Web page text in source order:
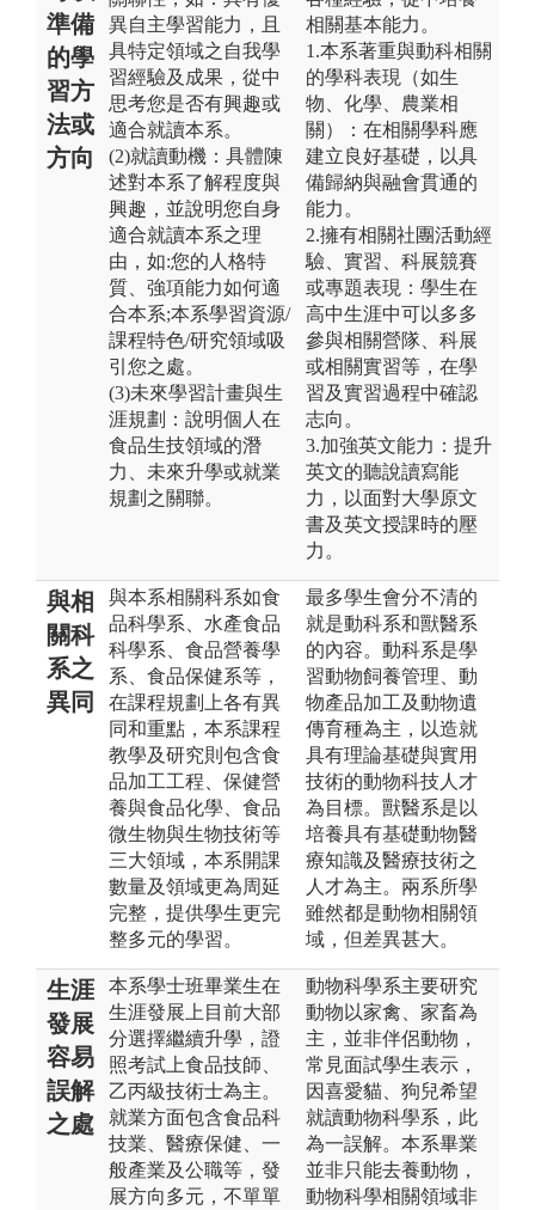
準備
的學
習方
法或
方向
異自主學習能力，且
具特定領域之自我學
習經驗及成果，從中
思考您是否有興趣或
適合就讀本系。
(2)就讀動機：具體陳
述對本系了解程度與
興趣，並說明您自身
適合就讀本系之理
由，如:您的人格特
質、強項能力如何適
合本系;本系學習資源/
課程特色/研究領域吸
引您之處。
(3)未來學習計畫與生
涯規劃：說明個人在
食品生技領域的潛
力、未來升學或就業
規劃之關聯。
相關基本能力。
1.本系著重與動科相關
的學科表現（如生
物、化學、農業相
關）：在相關學科應
建立良好基礎，以具
備歸納與融會貫通的
能力。
2.擁有相關社團活動經
驗、實習、科展競賽
或專題表現：學生在
高中生涯中可以多多
參與相關營隊、科展
或相關實習等，在學
習及實習過程中確認
志向。
3.加強英文能力：提升
英文的聽說讀寫能
力，以面對大學原文
書及英文授課時的壓
力。
與相
關科
系之
異同
與本系相關科系如食
品科學系、水產食品
科學系、食品營養學
系、食品保健系等，
在課程規劃上各有異
同和重點，本系課程
教學及研究則包含食
品加工工程、保健營
養與食品化學、食品
微生物與生物技術等
三大領域，本系開課
數量及領域更為周延
完整，提供學生更完
整多元的學習。
最多學生會分不清的
就是動科系和獸醫系
的內容。動科系是學
習動物飼養管理、動
物產品加工及動物遺
傳育種為主，以造就
具有理論基礎與實用
技術的動物科技人才
為目標。獸醫系是以
培養具有基礎動物醫
療知識及醫療技術之
人才為主。兩系所學
雖然都是動物相關領
域，但差異甚大。
生涯
發展
容易
誤解
之處
本系學士班畢業生在
生涯發展上目前大部
分選擇繼續升學，證
照考試上食品技師、
乙丙級技術士為主。
就業方面包含食品科
技業、醫療保健、一
般產業及公職等，發
展方向多元，不單單
動物科學系主要研究
動物以家禽、家畜為
主，並非伴侶動物，
常見面試學生表示，
因喜愛貓、狗兒希望
就讀動物科學系，此
為一誤解。本系畢業
並非只能去養動物，
動物科學相關領域非